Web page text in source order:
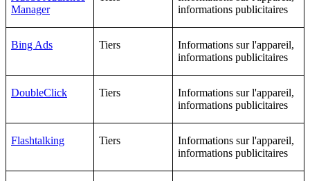
Manager
informations publicitaires
Bing Ads Tiers
Informations sur l'appareil,
informations publicitaires
DoubleClick Tiers
Informations sur l'appareil,
informations publicitaires
Flashtalking Tiers
Informations sur l'appareil,
informations publicitaires